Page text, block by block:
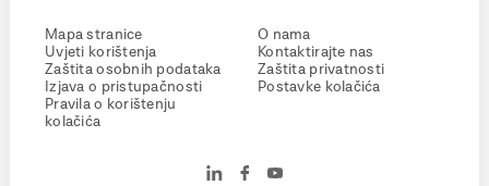
Mapa stranice
Uvjeti korištenja
Zaštita osobnih podataka
Izjava o pristupačnosti
Pravila o korištenju
kolačića
O nama
Kontaktirajte nas
Zaštita privatnosti
Postavke kolačića